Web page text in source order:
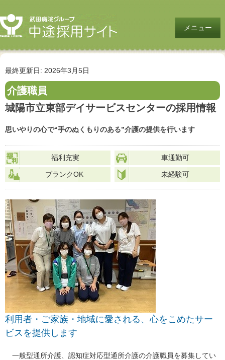
メニュー
最終更新日: 2026年3月5日
介護職員
城陽市立東部デイサービスセンターの採用情報
思いやりの心で“手のぬくもりのある”介護の提供を行います
福利充実 車通勤可
ブランクOK 未経験可
利用者・ご家族・地域に愛される、心をこめたサー
ビスを提供します
一般型通所介護、認知症対応型通所介護の介護職員を募集してい